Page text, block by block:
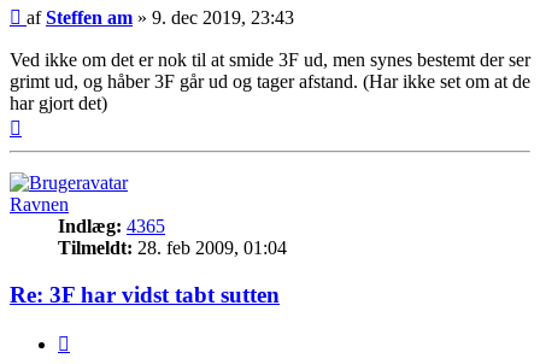
Indlæg
afSteffen am » 9. dec 2019, 23:43
Ved ikke om det er nok til at smide 3F ud, men synes bestemt der ser
grimt ud, og håber 3F går ud og tager afstand. (Har ikke set om at de
har gjort det)
Ravnen
Indlæg: 4365
Tilmeldt: 28. feb 2009, 01:04
Re: 3F har vidst tabt sutten